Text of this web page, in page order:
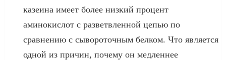
казеина имеет более низкий процент
аминокислот с разветвленной цепью по
сравнению с сывороточным белком. Что является
одной из причин, почему он медленнее